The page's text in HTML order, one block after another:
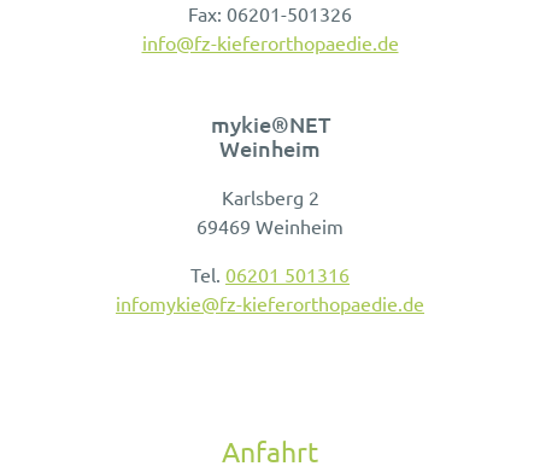
Fax: 06201-501326
info@fz-kieferorthopaedie.de
mykie®NET
Weinheim
Karlsberg 2
69469 Weinheim
Tel. 06201 501316
infomykie@fz-kieferorthopaedie.de
Anfahrt